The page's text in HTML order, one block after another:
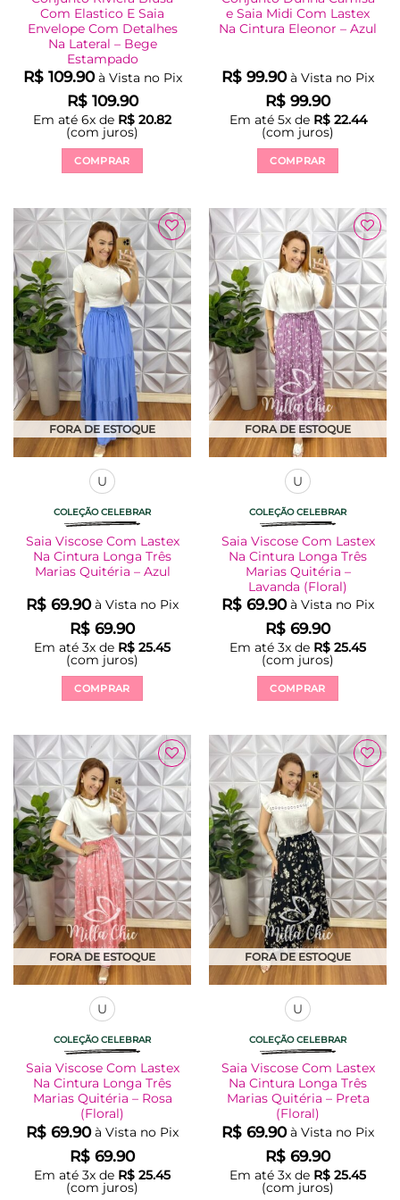
Com Elastico E Saia
Envelope Com Detalhes
Na Lateral – Bege
Estampado
R$109.90 à Vista no Pix
R$109.90
Em até 6x de R$ 20.82
(com juros)
COMPRAR
tem
várias
variantes.
As
opções
podem
ser
escolhidas
na
página
do
produto
e Saia Midi Com Lastex
Na Cintura Eleonor – Azul
R$ 99.90 à Vista no Pix
R$ 99.90
Em até 5x de R$22.44
(com juros)
COMPRAR
tem
várias
variantes.
As
opções
podem
ser
escolhidas
na
página
do
produto
FORA DE ESTOQUE
U
COLEÇÃO CELEBRAR
Saia Viscose Com Lastex
Na Cintura Longa Três
Marias Quitéria – Azul
R$ 69.90 à Vista no Pix
R$ 69.90
Em até 3x de R$ 25.45
(com juros)
COMPRAR
tem
várias
variantes.
As
opções
podem
ser
escolhidas
na
página
do
produto
FORA DE ESTOQUE
U
COLEÇÃO CELEBRAR
Saia Viscose Com Lastex
Na Cintura Longa Três
Marias Quitéria –
Lavanda (Floral)
R$ 69.90 à Vista no Pix
R$ 69.90
Em até 3x de R$ 25.45
(com juros)
COMPRAR
tem
várias
variantes.
As
opções
podem
ser
escolhidas
na
página
do
produto
FORA DE ESTOQUE
U
COLEÇÃO CELEBRAR
Saia Viscose Com Lastex
Na Cintura Longa Três
Marias Quitéria – Rosa
(Floral)
R$ 69.90 à Vista no Pix
R$ 69.90
Em até 3x de R$ 25.45
(com juros)
FORA DE ESTOQUE
U
COLEÇÃO CELEBRAR
Saia Viscose Com Lastex
Na Cintura Longa Três
Marias Quitéria – Preta
(Floral)
R$ 69.90 à Vista no Pix
R$ 69.90
Em até 3x de R$ 25.45
(com juros)